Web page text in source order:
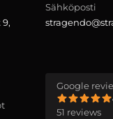
Sähköposti
Google
51 reviews